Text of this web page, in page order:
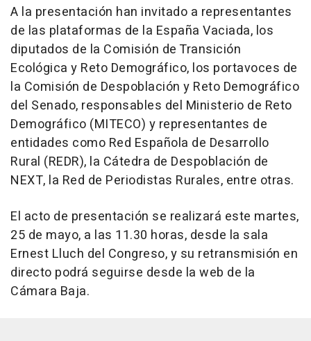
A la presentación han invitado a representantes
de las plataformas de la España Vaciada, los
diputados de la Comisión de Transición
Ecológica y Reto Demográfico, los portavoces de
la Comisión de Despoblación y Reto Demográfico
del Senado, responsables del Ministerio de Reto
Demográfico (MITECO) y representantes de
entidades como Red Española de Desarrollo
Rural (REDR), la Cátedra de Despoblación de
NEXT, la Red de Periodistas Rurales, entre otras.
El acto de presentación se realizará este martes,
25 de mayo, a las 11.30 horas, desde la sala
Ernest Lluch del Congreso, y su retransmisión en
directo podrá seguirse desde la web de la
Cámara Baja.